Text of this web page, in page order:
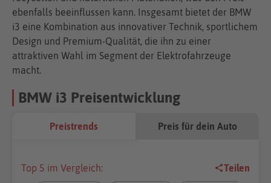
ebenfalls beeinflussen kann. Insgesamt bietet der BMW
i3 eine Kombination aus innovativer Technik, sportlichem
Design und Premium-Qualität, die ihn zu einer
attraktiven Wahl im Segment der Elektrofahrzeuge
macht.
BMW i3 Preisentwicklung
Preistrends Preis für dein Auto
Top 5 im Vergleich: Teilen